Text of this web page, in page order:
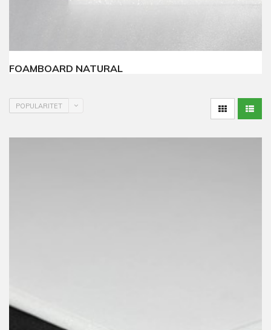
FOAMBOARD NATURAL
POPULARITET